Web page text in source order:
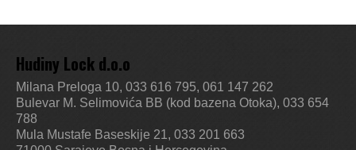
Hudiny Lock d.o.o
Milana Preloga 10, 033 616 795, 061 147 262
Bulevar M. Selimovića BB (kod bazena Otoka), 033 654
788
Mula Mustafe Baseskije 21, 033 201 663